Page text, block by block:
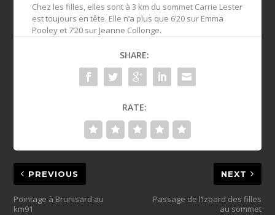
Chez les filles, elles sont à 3 km du sommet Carrie Lester
est toujours en tête. Elle n’a plus que 6’20 sur Emma
Pooley et 7’20 sur Jeanne Collonge.
SHARE:
RATE:
PREVIOUS
Pointage à Brunisard au
km91
NEXT
Passage de l’Izoard des filles
au sommet